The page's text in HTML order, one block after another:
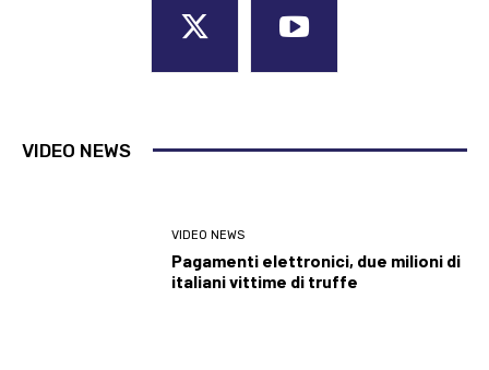
VIDEO NEWS
VIDEO NEWS
Pagamenti elettronici, due milioni di
italiani vittime di truffe